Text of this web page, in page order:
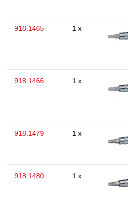
918.1465 1 x
918.1466 1 x
918.1479 1 x
918.1480 1 x